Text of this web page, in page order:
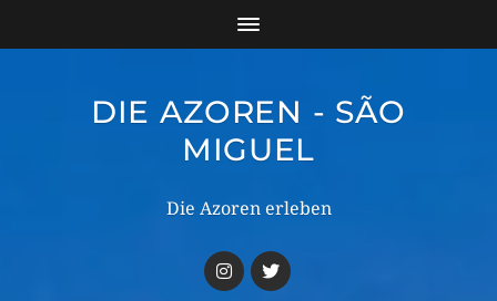
DIE AZOREN - SÃO
MIGUEL
Die Azoren erleben